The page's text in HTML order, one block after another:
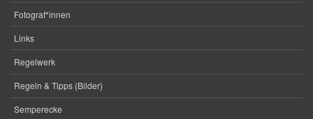
Fotograf*innen
Links
Regelwerk
Regeln & Tipps (Bilder)
Semperecke